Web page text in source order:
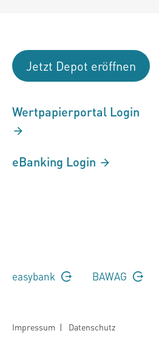
Jetzt Depot eröffnen
Wertpapierportal Login
eBanking Login
easybank BAWAG
Impressum | Datenschutz